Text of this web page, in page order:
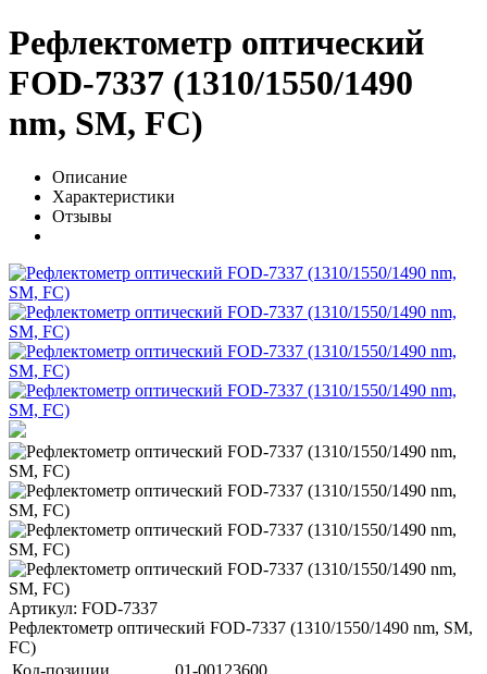
Рефлектометр оптический
FOD-7337 (1310/1550/1490
nm, SM, FC)
Описание
Характеристики
Отзывы
Артикул: FOD-7337
Рефлектометр оптический FOD-7337 (1310/1550/1490 nm, SM,
FC)
Код-позиции
01-00123600